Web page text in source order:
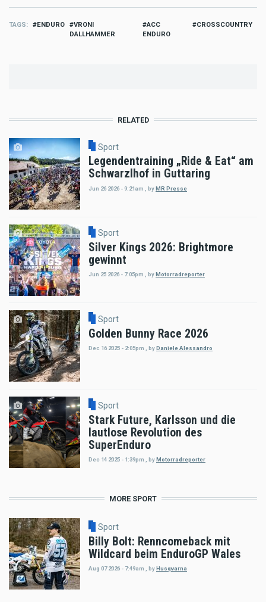
TAGS ENDURO
VRONI
DALLHAMMER
ACC
ENDURO
CROSSCOUNTRY
RELATED
Sport
Legendentraining „Ride & Eat“ am
Schwarzlhof in Guttaring
Jun 26 2026 - 9:21am byMR Presse
Sport
Silver Kings 2026: Brightmore
gewinnt
Jun 25 2026 - 7:05pm , by Motorradreporter
Sport
Golden Bunny Race 2026
Dec 16 2025 - 2:05pm byDaniele Alessandro
Sport
Stark Future, Karlsson und die
lautlose Revolution des
SuperEnduro
Dec 14 2025 - 1:39pm byMotorradreporter
MORE SPORT
Sport
Billy Bolt: Renncomeback mit
Wildcard beim EnduroGP Wales
Aug 07 2026 - 7:49am , byHusqvarna